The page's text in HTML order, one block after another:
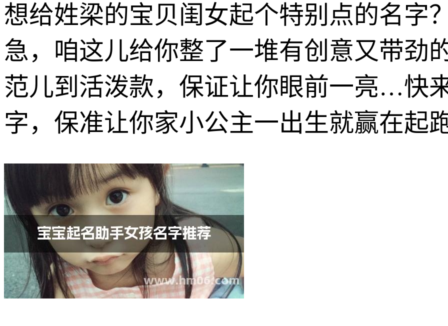
想给姓梁的宝贝闺女起个特别点的名字
急，咱这儿给你整了一堆有创意又带劲
范儿到活泼款，保证让你眼前一亮…快
字，保准让你家小公主一出生就赢在起